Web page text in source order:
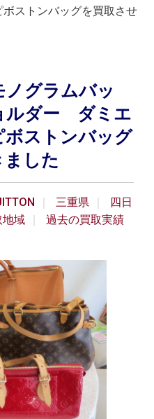
ストンバッグを買取させ
グラムバッ
ルダー ダミエ
ストンバッグ
した
三重県
四日
地域 過去の買取実績